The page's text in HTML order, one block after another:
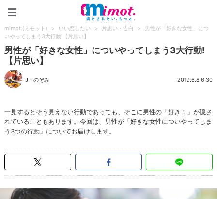
mimot.(ミモット) > いい恋したい > 片思い・告白 >
男性が「好きな女性」につ
いやってしまう3大行動!【片思い】
男性が「好きな女性」についやってしまう3大行動!
【片思い】
J・のぞみ 2019.6.8 6:30
一見するとそう見えない行動であっても、そこに男性の「好き！」が隠さ
れていることもあります。今回は、男性が「好きな女性についやってしま
う3つの行動」についてお届けします。